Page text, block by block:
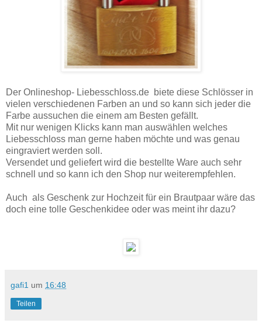
Der Onlineshop- Liebesschloss.de biete diese Schlösser in
vielen verschiedenen Farben an und so kann sich jeder die
Farbe aussuchen die einem am Besten gefällt.
Mit nur wenigen Klicks kann man auswählen welches
Liebesschloss man gerne haben möchte und was genau
eingraviert werden soll.
Versendet und geliefert wird die bestellte Ware auch sehr
schnell und so kann ich den Shop nur weiterempfehlen.
Auch als Geschenk zur Hochzeit für ein Brautpaar wäre das
doch eine tolle Geschenkidee oder was meint ihr dazu?
gafi1 um 16:48
Teilen